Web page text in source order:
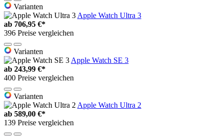
Varianten
Apple Watch Ultra 3
ab 706,95 €*
396 Preise vergleichen
Varianten
Apple Watch SE 3
ab 243,99 €*
400 Preise vergleichen
Varianten
Apple Watch Ultra 2
ab 589,00 €*
139 Preise vergleichen